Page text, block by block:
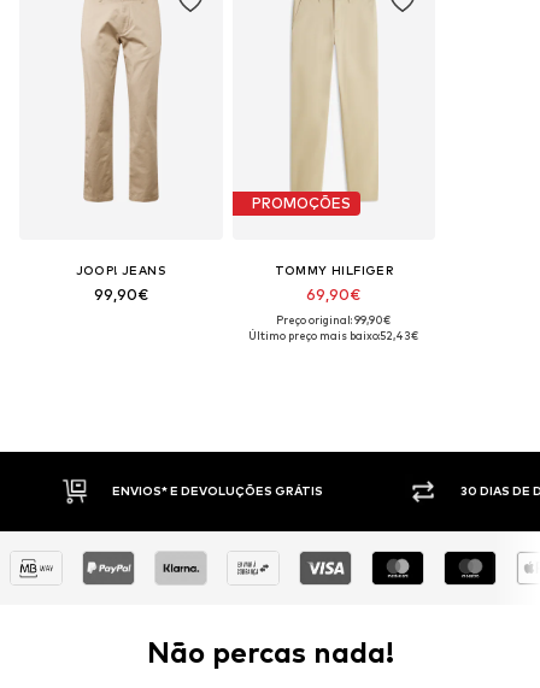
JOOP! JEANS
99,90€
PROMOÇÕES
TOMMY HILFIGER
69,90€
Preço original: 99,90€
Último preço mais baixo:52,43€
30 DIAS DE DIREITO DE DEVOLUÇÃO
Não percas nada!